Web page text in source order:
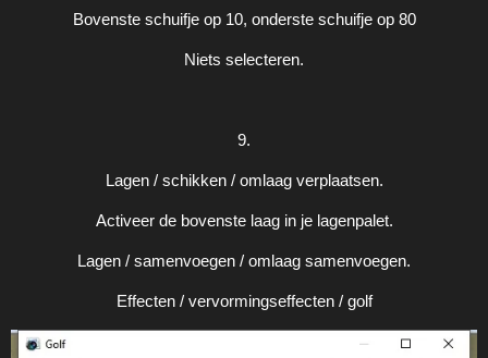
Bovenste schuifje op 10, onderste schuifje op 80
Niets selecteren.
9.
Lagen / schikken / omlaag verplaatsen.
Activeer de bovenste laag in je lagenpalet.
Lagen / samenvoegen / omlaag samenvoegen.
Effecten / vervormingseffecten / golf